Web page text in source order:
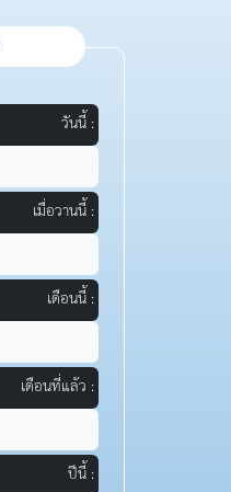
วันนี้ :
เมื่อวานนี้ :
เดือนนี้ :
เดือนที่แล้ว :
ปีนี้ :